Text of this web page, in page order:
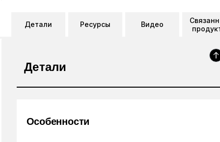
Детали Ресурсы Видео
Детали
Особенности